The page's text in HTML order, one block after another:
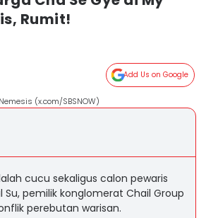
Rumit!
Add Us on Google
(x.com/SBSNOW)
cucu sekaligus calon pewaris
pemilik konglomerat Chail Group
perebutan warisan.